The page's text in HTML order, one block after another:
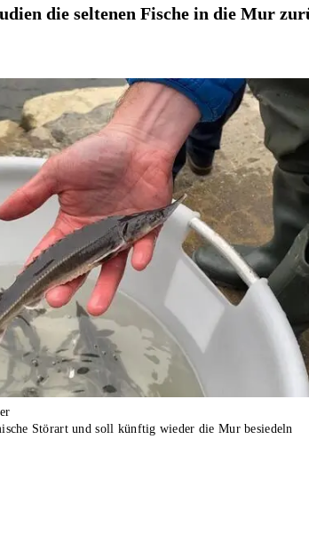
die seltenen Fische in die Mur
Störart und soll künftig wieder die Mur besiedeln